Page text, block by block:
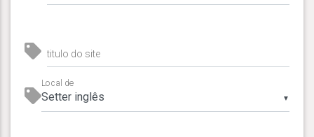
titulo do site
▼
Local de